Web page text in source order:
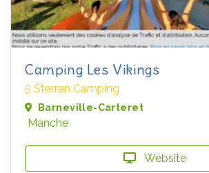
Camping Les Vikings
5 Sterren Camping
Barneville-Carteret
Manche
Website